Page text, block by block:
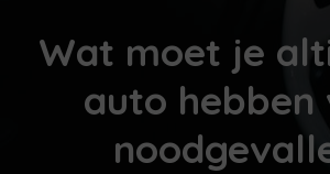
Wat moet je
auto hebben